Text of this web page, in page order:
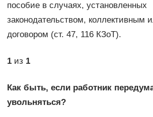
пособие в случаях, установленных
законодательством, коллективным
договором (ст. 47, 116 КЗоТ).
1из 1
Как быть, если работник
увольняться?